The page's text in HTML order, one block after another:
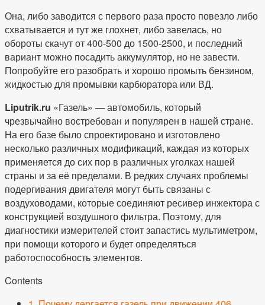
Она, либо заводится с первого раза просто повезло либо
схватывается и тут же глохнет, либо завелась, но
обороты скачут от 400-500 до 1500-2500, и последний
вариант можно посадить аккумулятор, но не завести.
Попробуйте его разобрать и хорошо промыть бензином,
жидкостью для промывки карбюратора или ВД.
Liputrik.ru «Газель» — автомобиль, который
чрезвычайно востребован и популярен в нашей стране.
На его базе было спроектировано и изготовлено
несколько различных модификаций, каждая из которых
применяется до сих пор в различных уголках нашей
страны и за её пределами. В редких случаях проблемы
подергивания двигателя могут быть связаны с
воздуховодами, которые соединяют ресивер инжектора с
конструкцией воздушного фильтра. Поэтому, для
диагностики измерителей стоит запастись мультиметром,
при помощи которого и будет определяться
работоспособность элементов.
Contents